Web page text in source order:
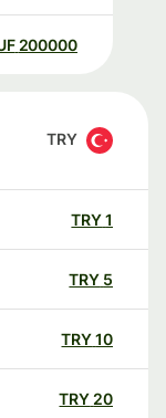
200000
HUF
TRY
TRY
TRY
TRY
20
TRY